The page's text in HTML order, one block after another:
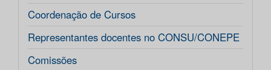
Coordenação de Cursos
Representantes docentes no CONSU/CONEPE
Comissões